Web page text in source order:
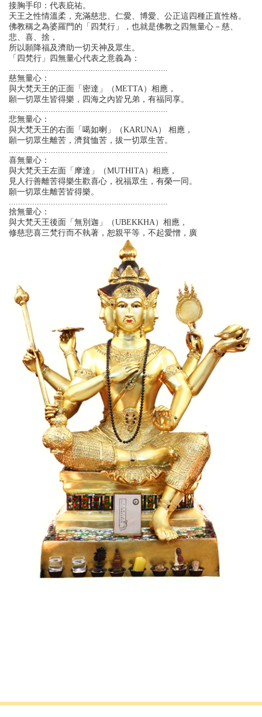
接胸手印：代表庇祐。
天王之性情溫柔，充滿慈悲、仁愛、博愛、公正這四種正直性格。
佛教稱之為婆羅門的「四梵行」，也就是佛教之四無量心－慈、
悲、喜、捨，
所以願降福及濟助一切天神及眾生。
「四梵行」四無量心代表之意義為：
慈無量心：
與大梵天王的正面「密達」（METTA）相應，
願一切眾生皆得樂，四海之內皆兄弟，有福同享。
悲無量心：
與大梵天王的右面「噶如喇」（KARUNA） 相應，
願一切眾生離苦，濟貧恤苦，拔一切眾生苦。
喜無量心：
與大梵天王左面「摩達」（MUTHITA）相應，
見人行善離苦得樂生歡喜心，祝福眾生，有榮一同。
願一切眾生離苦皆得樂。
捨無量心：
與大梵天王後面「無別迦」（UBEKKHA）相應，
修慈悲喜三梵行而不執著，恕親平等，不起愛憎，廣